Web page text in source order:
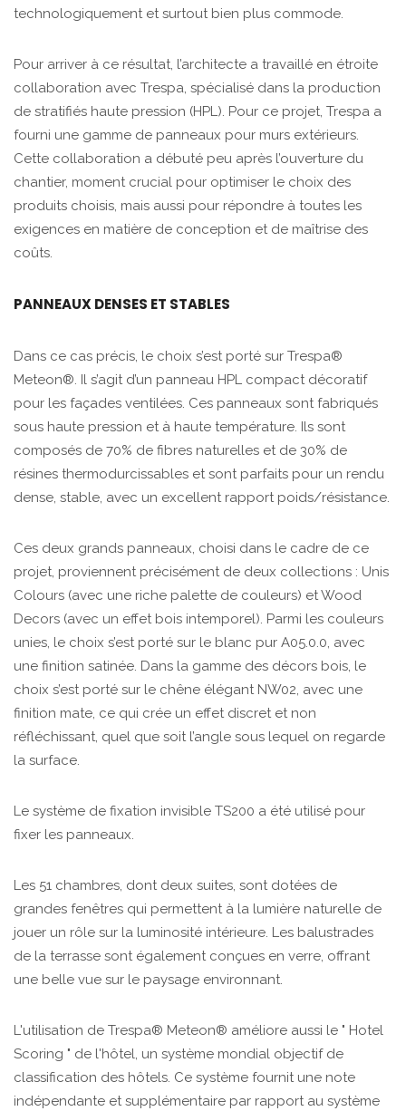
technologiquement et surtout bien plus commode.
Pour arriver à ce résultat, l’architecte a travaillé en étroite
collaboration avec Trespa, spécialisé dans la production
de stratifiés haute pression (HPL). Pour ce projet, Trespa a
fourni une gamme de panneaux pour murs extérieurs.
Cette collaboration a débuté peu après l’ouverture du
chantier, moment crucial pour optimiser le choix des
produits choisis, mais aussi pour répondre à toutes les
exigences en matière de conception et de maîtrise des
coûts.
PANNEAUX DENSES ET STABLES
Dans ce cas précis, le choix s’est porté sur Trespa®
Meteon®. Il s’agit d’un panneau HPL compact décoratif
pour les façades ventilées. Ces panneaux sont fabriqués
sous haute pression et à haute température. Ils sont
composés de 70% de fibres naturelles et de 30% de
résines thermodurcissables et sont parfaits pour un rendu
dense, stable, avec un excellent rapport poids/résistance.
Ces deux grands panneaux, choisi dans le cadre de ce
projet, proviennent précisément de deux collections : Unis
Colours (avec une riche palette de couleurs) et Wood
Decors (avec un effet bois intemporel). Parmi les couleurs
unies, le choix s’est porté sur le blanc pur A05.0.0, avec
une finition satinée. Dans la gamme des décors bois, le
choix s’est porté sur le chêne élégant NW02, avec une
finition mate, ce qui crée un effet discret et non
réfléchissant, quel que soit l’angle sous lequel on regarde
la surface.
Le système de fixation invisible TS200 a été utilisé pour
fixer les panneaux.
Les 51 chambres, dont deux suites, sont dotées de
grandes fenêtres qui permettent à la lumière naturelle de
jouer un rôle sur la luminosité intérieure. Les balustrades
de la terrasse sont également conçues en verre, offrant
une belle vue sur le paysage environnant.
L'utilisation de Trespa® Meteon® améliore aussi le " Hotel
Scoring " de l'hôtel, un système mondial objectif de
classification des hôtels. Ce système fournit une note
indépendante et supplémentaire par rapport au système